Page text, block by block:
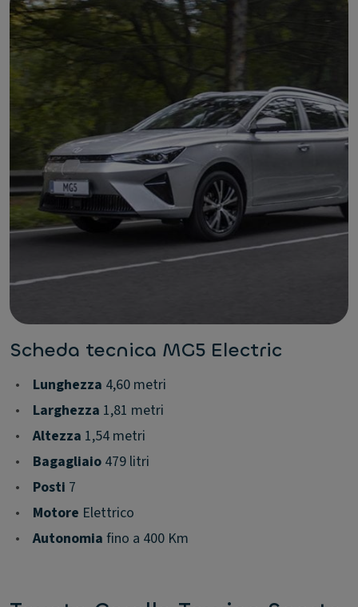
Scheda tecnica MG5 Electric
• Lunghezza 4,60 metri
•
Larghezza 1,81 metri
•
Altezza 1,54 metri
•
Bagagliaio 479 litri
•
Posti 7
•
Motore Elettrico
•
Autonomia fino a 400 Km